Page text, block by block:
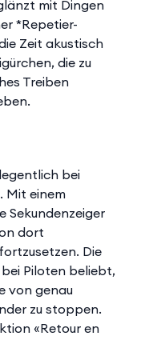
mit Dingen
*Repetier-
Zeit akustisch
die zu
Treiben
bei
Mit einem
Sekundenzeiger
dort
Die
Piloten beliebt,
von genau
zu stoppen.
«Retour en